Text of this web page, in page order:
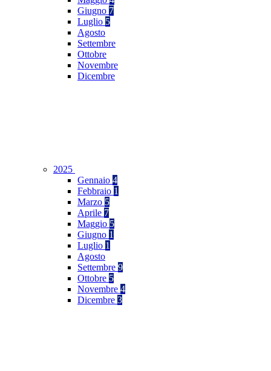
Giugno 7
Luglio 5
Agosto
Settembre
Ottobre
Novembre
Dicembre
2025
Gennaio 4
Febbraio 1
Marzo 5
Aprile 7
Maggio 5
Giugno 1
Luglio 1
Agosto
Settembre 9
Ottobre 5
Novembre 4
Dicembre 3